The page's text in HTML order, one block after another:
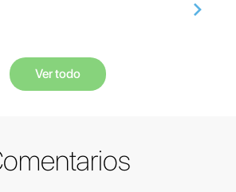
Ver todo